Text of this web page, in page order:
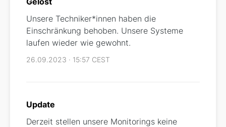
Unsere Techniker*innen haben die
Einschränkung behoben. Unsere Systeme
laufen wieder wie gewohnt.
26.09.2023 · 15:57 CEST
Update
Derzeit stellen unsere Monitorings keine